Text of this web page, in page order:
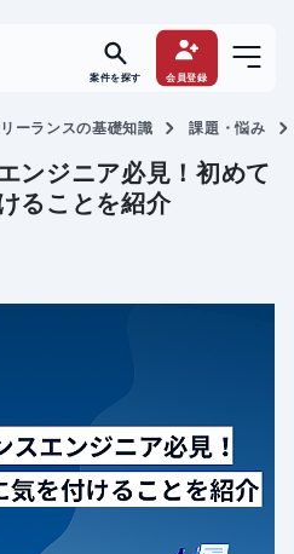
案件を探す 会員登録
ーランスの基礎知識 課題・悩み
ンジニア必見！初めて
ることを紹介